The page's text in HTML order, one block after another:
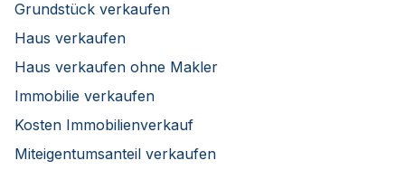
Grundstück verkaufen
Haus verkaufen
Haus verkaufen ohne Makler
Immobilie verkaufen
Kosten Immobilienverkauf
Miteigentumsanteil verkaufen